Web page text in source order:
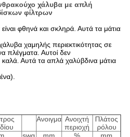
χάλυβα με απλή
φίλτρων
φθηνά και σκληρά. Αυτά τα μάτια
χαμηλής περιεκτικότητας σε
πλέγματα. Αυτοί δεν
καλά. Αυτά τα απλά χαλύβδινα μάτια
Ανοιγμα Ανοιχτή
περιοχή
Πλάτος
ρόλου